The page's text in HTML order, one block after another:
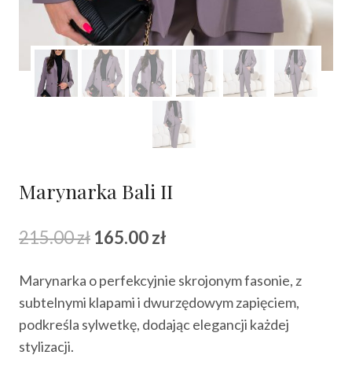
Marynarka Bali II
215.00zł Pierwotna
wynosiła:
215.00 zł.
165.00zł
wynosi:
165.00 zł.
Marynarka o perfekcyjnie skrojonym fasonie, z
subtelnymi klapami i dwurzędowym zapięciem,
podkreśla sylwetkę, dodając elegancji każdej
stylizacji.